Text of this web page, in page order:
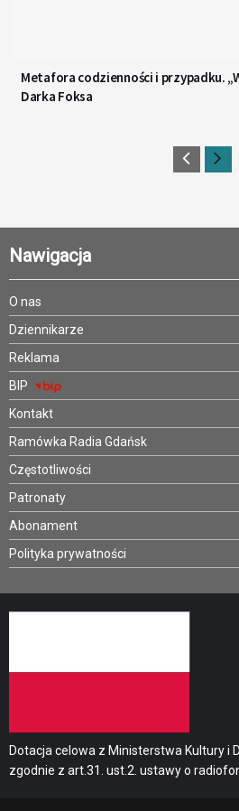
Metafora codzienności i przypadku.
Darka Foksa
Nawigacja
O nas
Dziennikarze
Reklama
BIP
Kontakt
Ramówka Radia Gdańsk
Częstotliwości
Patronaty
Abonament
Polityka prywatności
Dotacja celowa z Ministerstwa Kultury i
zgodnie z art.31. ust.2. ustawy o